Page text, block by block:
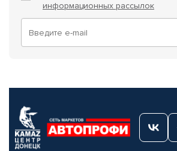
информационных рассылок